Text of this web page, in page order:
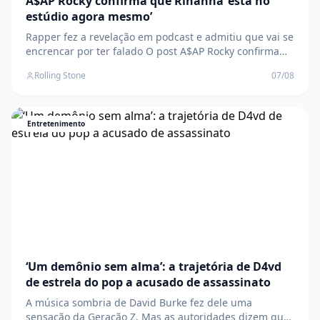
estúdio agora mesmo’
Rapper fez a revelação em podcast e admitiu que vai se
encrencar por ter falado O post A$AP Rocky confirma
primeiro em Rolling Stone Brasil .
Rolling Stone 07/08
Entretenimento
‘Um demônio sem alma’: a trajetória de D4vd
de estrela do pop a acusado de assassinato
A música sombria de David Burke fez dele uma
sensação da Geração Z. Mas as autoridades dizem que